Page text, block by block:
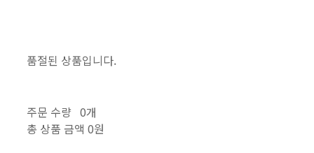
품절된 상품입니다.
주문 수량 0개
총 상품 금액 0원